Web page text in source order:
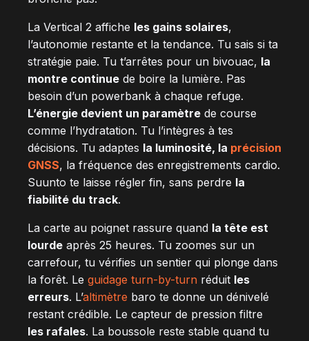
La Vertical 2 affiche les gains solaires,
l’autonomie restante et la tendance. Tu sais si ta
stratégie paie. Tu t’arrêtes pour un bivouac, la
montre continue de boire la lumière. Pas
besoin d’un powerbank à chaque refuge.
L’énergie devient un paramètre de course
comme l’hydratation. Tu l’intègres à tes
décisions. Tu adaptes la luminosité, la précision
GNSS, la fréquence des enregistrements cardio.
Suunto te laisse régler fin, sans perdre la
fiabilité du track.
La carte au poignet rassure quand la tête est
lourde après 25 heures. Tu zoomes sur un
carrefour, tu vérifies un sentier qui plonge dans
la forêt. Le guidage turn-by-turn réduit les
erreurs. L’altimètre baro te donne un dénivelé
restant crédible. Le capteur de pression filtre
les rafales. La boussole reste stable quand tu